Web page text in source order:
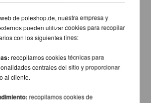
PRODUCTOS DE LA
MISMA MARCA
de poleshop.de, nuestra empresa y
pueden utilizar cookies para recopilar
con los siguientes fines:
recopilamos cookies técnicas para
centrales del sitio y proporcionar
al cliente.
recopilamos cookies de